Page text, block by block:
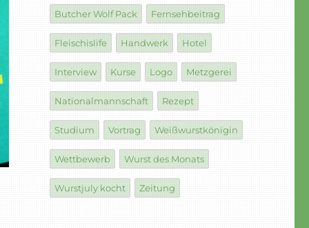
Butcher Wolf Pack Fernsehbeitrag
Fleischislife Handwerk Hotel
Interview Kurse Logo Metzgerei
Nationalmannschaft Rezept
Studium Vortrag Weißwurstkönigin
Wettbewerb Wurst des Monats
Wurstjuly kocht Zeitung